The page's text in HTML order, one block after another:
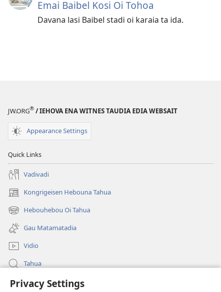
Privacy Settings
Emai Baibel Kosi Oi Tohoa
Davana lasi Baibel stadi oi karaia ta ida.
JW.ORG® / IEHOVA ENA WITNES TAUDIA EDIA WEBSAIT
Appearance Settings
Quick Links
Vadivadi
Kongrigeisen Hebouna Tahua
(uindo
matamata
do
ia
kehoa)
Hebouhebou Oi Tahua
(uindo
matamata
do
ia
kehoa)
Gau Matamatadia
Vidio
Tahua
Heduru